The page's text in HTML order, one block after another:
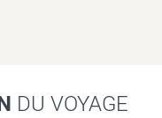
plongez dans
DU VOYAGE